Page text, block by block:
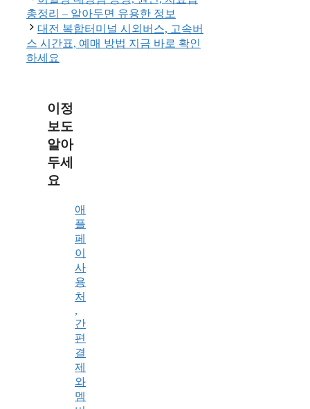
총정리 – 알아두면 유용한 정보
대전 복합터미널 시외버스, 고속버
스 시간표, 예매 방법 지금 바로 확인
하세요
이정
보도
알아
두세
요
애
플
페
이
사
용
처
,
간
편
결
제
와
멤